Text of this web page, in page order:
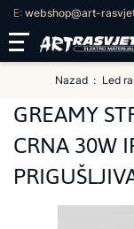
E: webshop@art-
Nazad Led
GREAMY
CRNA 30W